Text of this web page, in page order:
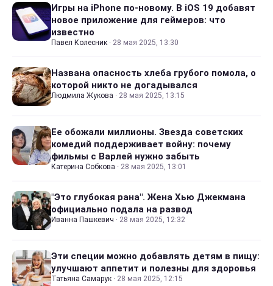
Игры на iPhone по-новому. В iOS 19 добавят
новое приложение для геймеров: что
известно
Павел Колесник · 28 мая 2025, 13:30
Названа опасность хлеба грубого помола, о
которой никто не догадывался
Людмила Жукова · 28 мая 2025, 13:15
Ее обожали миллионы. Звезда советских
комедий поддерживает войну: почему
фильмы с Варлей нужно забыть
Катерина Собкова · 28 мая 2025, 13:01
"Это глубокая рана". Жена Хью Джекмана
официально подала на развод
Иванна Пашкевич · 28 мая 2025, 12:32
Эти специи можно добавлять детям в пищу:
улучшают аппетит и полезны для здоровья
Татьяна Самарук · 28 мая 2025, 12:15